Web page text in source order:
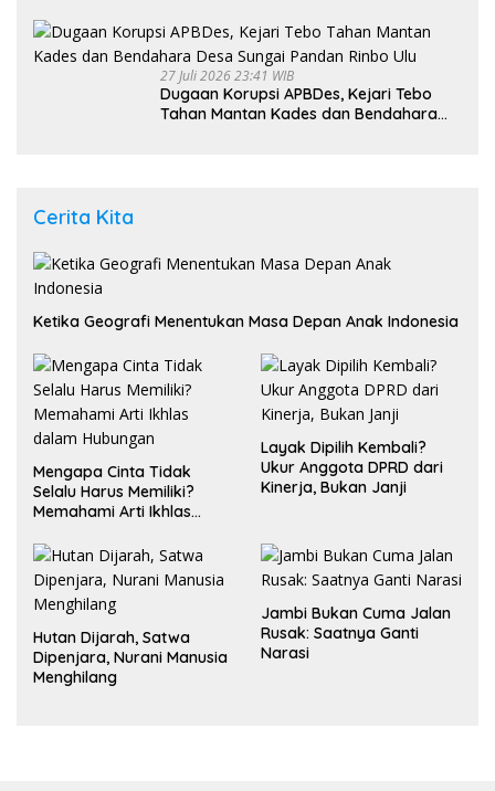
27 Juli 2026 23:41 WIB
Dugaan Korupsi APBDes, Kejari Tebo
Tahan Mantan Kades dan Bendahara
Cerita Kita
Ketika Geografi Menentukan Masa Depan Anak Indonesia
Mengapa Cinta Tidak
Selalu Harus Memiliki?
Memahami Arti Ikhlas
Layak Dipilih Kembali?
Ukur Anggota DPRD dari
Kinerja, Bukan Janji
Hutan Dijarah, Satwa
Dipenjara, Nurani Manusia
Menghilang
Jambi Bukan Cuma Jalan
Rusak: Saatnya Ganti
Narasi